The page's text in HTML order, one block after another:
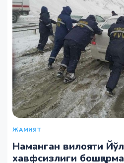
ЖАМИЯТ
Наманган вилояти
хавфсизлиги